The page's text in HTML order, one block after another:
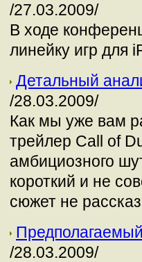
/27.03.2009/
В ходе
линейку игр для
Детальный
/28.03.2009/
Как мы уже вам
трейлер Call of
амбициозного
короткий и не
сюжет не
/28.03.2009/